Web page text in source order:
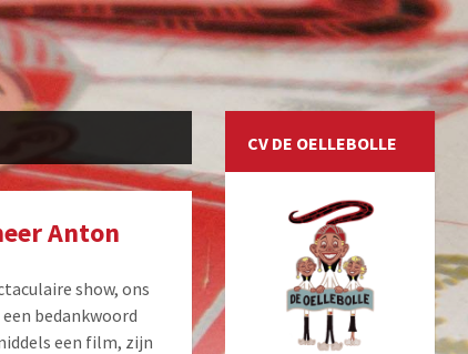
Anton
show, ons
bedankwoord
een film, zijn
CV DE OELLEBOLLE